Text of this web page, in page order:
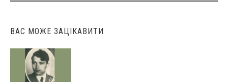
ВАС МОЖЕ ЗАЦІКАВИТИ